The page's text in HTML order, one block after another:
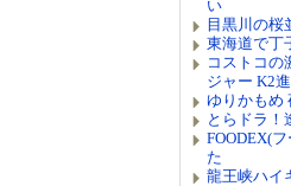
い
目黒川の桜
東海道で丁
コストコの
ジャー K2
ゆりかもめ
とらドラ！
FOODEX(
た
龍王峡ハイ